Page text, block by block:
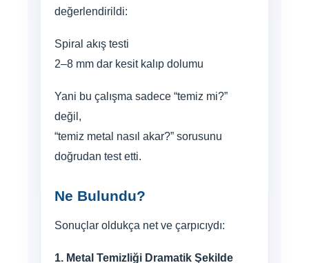
değerlendirildi:
Spiral akış testi
2–8 mm dar kesit kalıp dolumu
Yani bu çalışma sadece “temiz mi?”
değil,
“temiz metal nasıl akar?” sorusunu
doğrudan test etti.
Ne Bulundu?
Sonuçlar oldukça net ve çarpıcıydı:
1. Metal Temizliği Dramatik Şekilde